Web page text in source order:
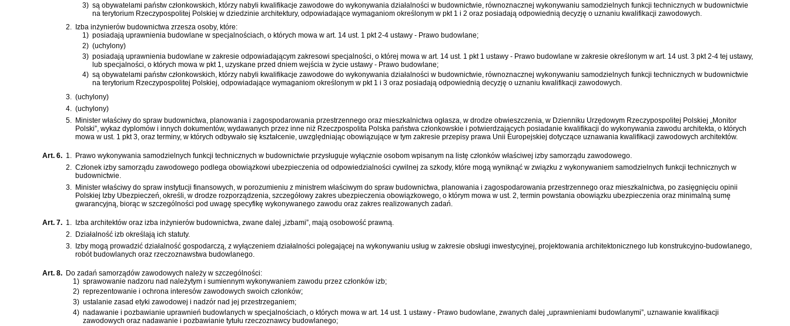
3) są obywatelami państw członkowskich, którzy nabyli kwalifikacje zawodowe do wykonywania działalności w budownictwie, równoznacznej wykonywaniu samodzielnych funkcji technicznych w budownictwie
na terytorium Rzeczypospolitej Polskiej w dziedzinie architektury, odpowiadające wymaganiom określonym w pkt 1 i 2 oraz posiadają odpowiednią decyzję o uznaniu kwalifikacji zawodowych.
2.
Izba inżynierów budownictwa zrzesza osoby, które:
1) posiadają uprawnienia budowlane w specjalnościach, o których mowa w art. 14 ust. 1 pkt 2-4 ustawy - Prawo budowlane;
2) (uchylony)
3) posiadają uprawnienia budowlane w zakresie odpowiadającym zakresowi specjalności, o której mowa w art. 14 ust. 1 pkt 1 ustawy - Prawo budowlane w zakresie określonym w art. 14 ust. 3 pkt 2-4 tej ustawy,
lub specjalności, o których mowa w pkt 1, uzyskane przed dniem wejścia w życie ustawy - Prawo budowlane;
4) są obywatelami państw członkowskich, którzy nabyli kwalifikacje zawodowe do wykonywania działalności w budownictwie, równoznacznej wykonywaniu samodzielnych funkcji technicznych w budownictwie
na terytorium Rzeczypospolitej Polskiej, odpowiadające wymaganiom określonym w pkt 1 i 3 oraz posiadają odpowiednią decyzję o uznaniu kwalifikacji zawodowych.
3. (uchylony)
4. (uchylony)
5. Minister właściwy do spraw budownictwa, planowania i zagospodarowania przestrzennego oraz mieszkalnictwa ogłasza, w drodze obwieszczenia, w Dzienniku Urzędowym Rzeczypospolitej Polskiej „Monitor
Polski”, wykaz dyplomów i innych dokumentów, wydawanych przez inne niż Rzeczpospolita Polska państwa członkowskie i potwierdzających posiadanie kwalifikacji do wykonywania zawodu architekta, o których
mowa w ust. 1 pkt 3, oraz terminy, w których odbywało się kształcenie, uwzględniając obowiązujące w tym zakresie przepisy prawa Unii Europejskiej dotyczące uznawania kwalifikacji zawodowych architektów.
Art. 6. 1. Prawo wykonywania samodzielnych funkcji technicznych w budownictwie przysługuje wyłącznie osobom wpisanym na listę członków właściwej izby samorządu zawodowego.
2. Członek izby samorządu zawodowego podlega obowiązkowi ubezpieczenia od odpowiedzialności cywilnej za szkody, które mogą wyniknąć w związku z wykonywaniem samodzielnych funkcji technicznych w
budownictwie.
3. Minister właściwy do spraw instytucji finansowych, w porozumieniu z ministrem właściwym do spraw budownictwa, planowania i zagospodarowania przestrzennego oraz mieszkalnictwa, po zasięgnięciu opinii
Polskiej Izby Ubezpieczeń, określi, w drodze rozporządzenia, szczegółowy zakres ubezpieczenia obowiązkowego, o którym mowa w ust. 2, termin powstania obowiązku ubezpieczenia oraz minimalną sumę
gwarancyjną, biorąc w szczególności pod uwagę specyfikę wykonywanego zawodu oraz zakres realizowanych zadań.
Art. 7. 1. Izba architektów oraz izba inżynierów budownictwa, zwane dalej „izbami”, mają osobowość prawną.
2. Działalność izb określają ich statuty.
3. Izby mogą prowadzić działalność gospodarczą, z wyłączeniem działalności polegającej na wykonywaniu usług w zakresie obsługi inwestycyjnej, projektowania architektonicznego lub konstrukcyjno-budowlanego,
robót budowlanych oraz rzeczoznawstwa budowlanego.
Art. 8. Do zadań samorządów zawodowych należy w szczególności:
1) sprawowanie nadzoru nad należytym i sumiennym wykonywaniem zawodu przez członków izb;
2) reprezentowanie i ochrona interesów zawodowych swoich członków;
3) ustalanie zasad etyki zawodowej i nadzór nad jej przestrzeganiem;
4) nadawanie i pozbawianie uprawnień budowlanych w specjalnościach, o których mowa w art. 14 ust. 1 ustawy - Prawo budowlane , zwanych dalej „uprawnieniami budowlanymi”, uznawanie kwalifikacji
zawodowych oraz nadawanie i pozbawianie tytułu rzeczoznawcy budowlanego;